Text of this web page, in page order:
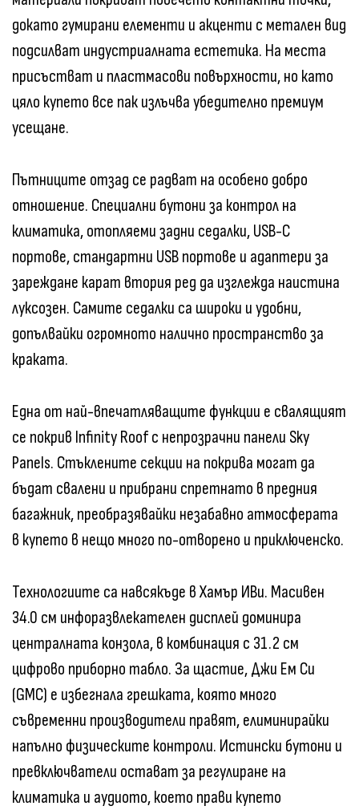
докато гумирани елементи и акценти с метален вид
подсилват индустриалната естетика. На места
присъстват и пластмасови повърхности, но като
цяло купето все пак излъчва убедително премиум
усещане.
Пътниците отзад се радват на особено добро
отношение. Специални бутони за контрол на
климатика, отопляеми задни седалки, USB-C
портове, стандартни USB портове и адаптери за
зареждане карат втория ред да изглежда наистина
луксозен. Самите седалки са широки и удобни,
допълвайки огромното налично пространство за
краката.
Една от най-впечатляващите функции е свалящият
се покрив Infinity Roof с непрозрачни панели Sky
Panels. Стъклените секции на покрива могат да
бъдат свалени и прибрани спретнато в предния
багажник, преобразявайки незабавно атмосферата
в купето в нещо много по-отворено и приключенско.
Технологиите са навсякъде в Хамър ИВи. Масивен
34.0 см инфоразвлекателен дисплей доминира
централната конзола, в комбинация с 31.2 см
цифрово приборно табло. За щастие, Джи Ем Си
(GMC) е избегнала грешката, която много
съвременни производители правят, елиминирайки
напълно физическите контроли. Истински бутони и
превключватели остават за регулиране на
климатика и аудиото, което прави купето